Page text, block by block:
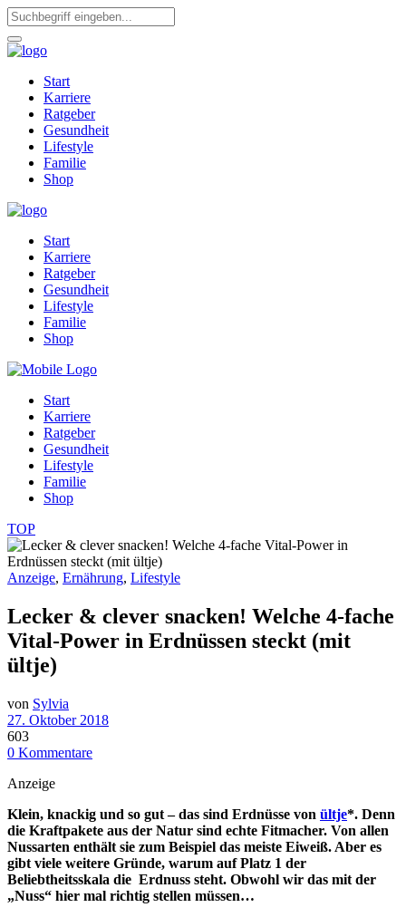
Start
Karriere
Ratgeber
Gesundheit
Lifestyle
Familie
Shop
Start
Karriere
Ratgeber
Gesundheit
Lifestyle
Familie
Shop
Start
Karriere
Ratgeber
Gesundheit
Lifestyle
Familie
Shop
TOP
Anzeige, Ernährung, Lifestyle
Lecker & clever snacken! Welche 4-fache
Vital-Power in Erdnüssen steckt (mit
ültje)
von Sylvia
27. Oktober 2018
603
0 Kommentare
Anzeige
Klein, knackig und so gut – das sind Erdnüsse von ültje*. Denn
die Kraftpakete aus der Natur sind echte Fitmacher. Von allen
Nussarten enthält sie zum Beispiel das meiste Eiweiß. Aber es
gibt viele weitere Gründe, warum auf Platz 1 der
Beliebtheitsskala die Erdnuss steht. Obwohl wir das mit der
„Nuss“ hier mal richtig stellen müssen…